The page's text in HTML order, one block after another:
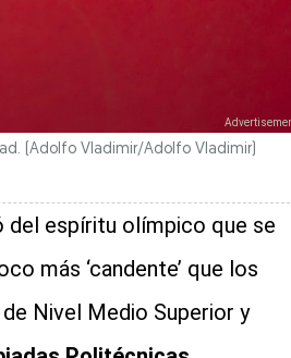
(Adolfo Vladimir/Adolfo Vladimir)
del espíritu olímpico que se
más ‘candente’ que los
Nivel Medio Superior y